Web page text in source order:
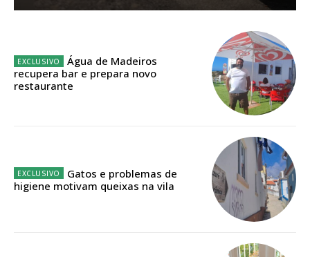
Planos de Assinatura
Faça-se assinante do Região de Cister e ajude-nos a manter este serviço
público!
Sendo assinante terá acesso a todos os conteúdos exclusivos e versões
Água de Madeiros
recupera bar e prepara novo
restaurante
Gatos e problemas de
higiene motivam queixas na vila